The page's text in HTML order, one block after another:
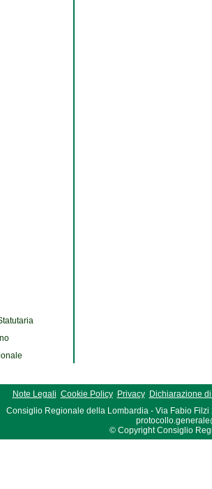
Note Legali Cookie Policy Privacy
Dichiarazione
Consiglio Regionale della Lombardia - Via Fabio Filzi
© Copyright Consiglio